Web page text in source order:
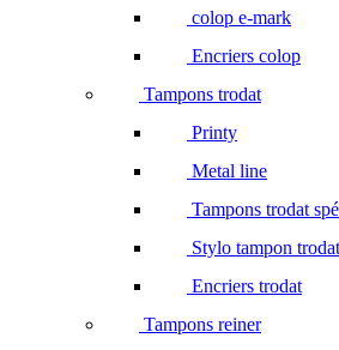
colop e-mark
Encriers colop
Tampons trodat
Printy
Metal line
Tampons trodat
Stylo tampon trodat
Encriers trodat
Tampons reiner